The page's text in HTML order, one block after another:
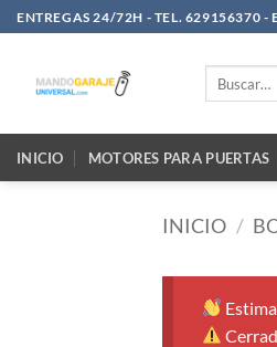
Saltar
al
ENTREGAS 24/72H - TEL. 629156370 -
INICIO MOTORES PARA PUERTAS
INICIO /